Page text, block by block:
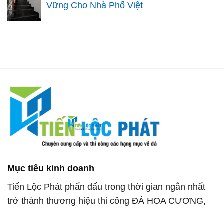
Vững Cho Nhà Phố Việt
Mục tiêu kinh doanh
Tiến Lộc Phát phấn đấu trong thời gian ngắn nhất
trở thành thương hiệu thi công ĐÁ HOA CƯƠNG,